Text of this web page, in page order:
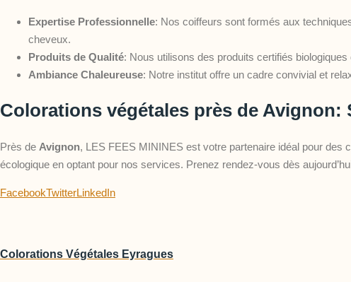
Expertise Professionnelle: Nos coiffeurs sont formés aux
cheveux.
Produits de Qualité: Nous utilisons des produits certifiés
Ambiance Chaleureuse: Notre institut offre un cadre convivial et
Colorations végétales près de Avignon:
Près de Avignon, LES FEES MININES est votre partenaire idéal pour des
écologique en optant pour nos services. Prenez rendez-vous dès
FacebookTwitterLinkedIn
Colorations Végétales Eyragues